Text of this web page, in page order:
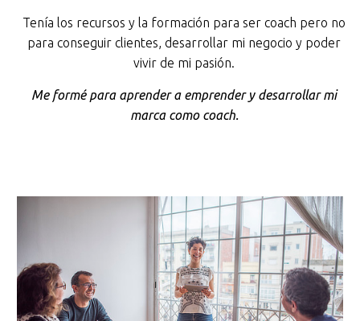
Tenía los recursos y la formación para ser coach pero no
para conseguir clientes, desarrollar mi negocio y poder
vivir de mi pasión.
Me formé para aprender a emprender y desarrollar mi
marca como coach.